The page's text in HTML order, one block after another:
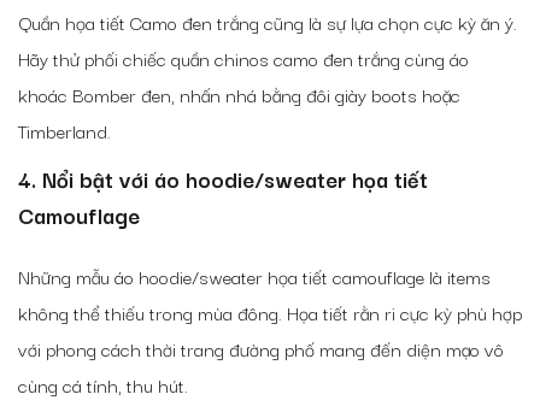
Quần họa tiết Camo đen trắng cũng là sự lựa chọn cực kỳ ăn ý.
Hãy thử phối chiếc quần chinos camo đen trắng cùng áo
khoác Bomber đen, nhấn nhá bằng đôi giày boots hoặc
Timberland.
4. Nổi bật với áo hoodie/sweater họa tiết
Camouflage
Những mẫu áo hoodie/sweater họa tiết camouflage là items
không thể thiếu trong mùa đông. Họa tiết rằn ri cực kỳ phù hợp
với phong cách thời trang đường phố mang đến diện mạo vô
cùng cá tính, thu hút.